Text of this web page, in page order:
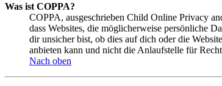
Was ist COPPA?
COPPA, ausgeschrieben Child Online Privacy
dass Websites, die möglicherweise persönliche
dir unsicher bist, ob dies auf dich oder die
anbieten kann und nicht die Anlaufstelle für
Nach oben